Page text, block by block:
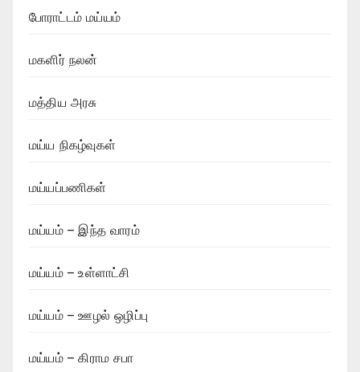
போராட்டம் மய்யம்
மகளிர் நலன்
மத்திய அரசு
மய்ய நிகழ்வுகள்
மய்யப்பணிகள்
மய்யம் – இந்த வாரம்
மய்யம் – உள்ளாட்சி
மய்யம் – ஊழல் ஒழிப்பு
மய்யம் – கிராம சபா